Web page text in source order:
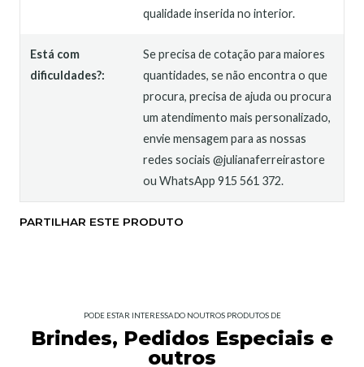
qualidade inserida no interior.
Está com
dificuldades?:
Se precisa de cotação para maiores
quantidades, se não encontra o que
procura, precisa de ajuda ou procura
um atendimento mais personalizado,
envie mensagem para as nossas
redes sociais @julianaferreirastore
ou WhatsApp 915 561 372.
PARTILHAR ESTE PRODUTO
PODE ESTAR INTERESSADO NOUTROS PRODUTOS DE
Brindes, Pedidos Especiais e
outros